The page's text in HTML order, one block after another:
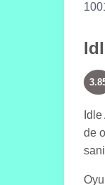
de